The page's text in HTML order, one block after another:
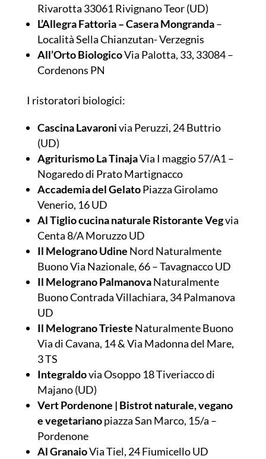
Rivarotta 33061 Rivignano Teor (UD)
L’Allegra Fattoria – Casera Mongranda–
Località Sella Chianzutan- Verzegnis
All’Orto BiologicoVia Palotta, 33, 33084 –
Cordenons PN
I ristoratori biologici:
Cascina Lavaronivia Peruzzi, 24 Buttrio
(UD)
Agriturismo La TinajaVia I maggio 57/A1 –
Nogaredo di Prato Martignacco
Accademia del GelatoPiazza Girolamo
Venerio, 16 UD
Al Tiglio cucina naturale Ristorante Vegvia
Centa 8/A Moruzzo UD
Il MelogranoUdine Nord Naturalmente
Buono Via Nazionale, 66 – Tavagnacco UD
Il MelogranoPalmanovaNaturalmente
Buono Contrada Villachiara, 34 Palmanova
UD
Il MelogranoTrieste Naturalmente Buono
Via di Cavana, 14 & Via Madonna del Mare,
3 TS
Integraldovia Osoppo 18 Tiveriacco di
Majano (UD)
Vert Pordenone | Bistrot naturale, vegano
e vegetarianopiazza San Marco, 15/a –
Pordenone
Al GranaioVia Tiel, 24 Fiumicello UD